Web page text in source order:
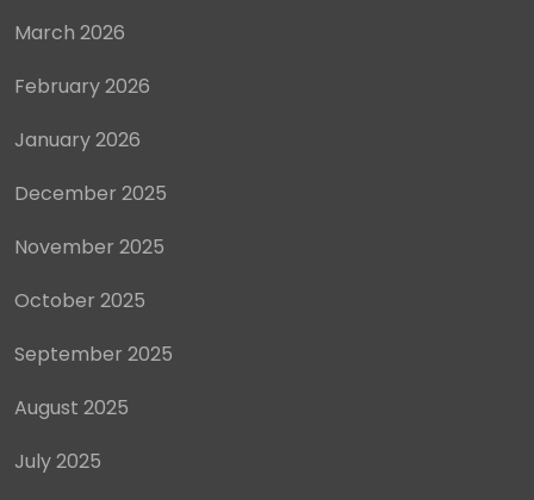
March 2026
February 2026
January 2026
December 2025
November 2025
October 2025
September 2025
August 2025
July 2025